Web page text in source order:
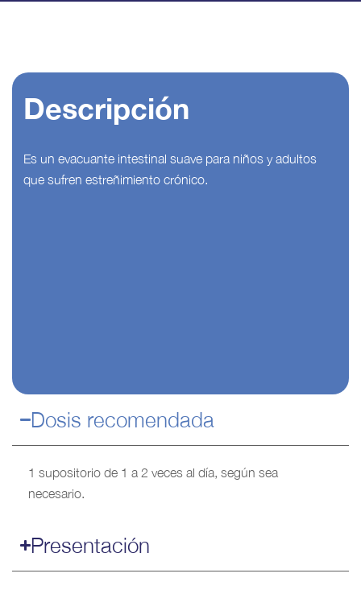
Descripción
Es un evacuante intestinal suave para niños y adultos
que sufren estreñimiento crónico.
Dosis recomendada
1 supositorio de 1 a 2 veces al día, según sea
necesario.
Presentación